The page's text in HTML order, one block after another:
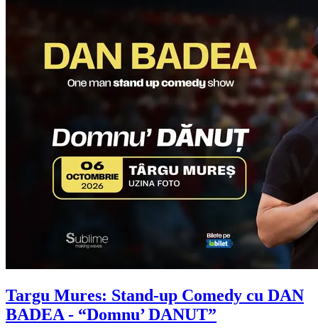
Targu Mures: Stand-up Comedy cu DAN
BADEA - “Domnu’ DANUT”